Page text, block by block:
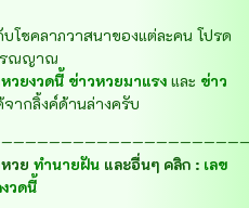
โชคลาภวาสนาของแต่ละคน โปรด
รณญาณ
วยงวดนี้ ข่าวหวยมาแรงและ ข่าว
ากลิ้งค์ด้านล่างครับ
วย ทำนายฝันและอื่นๆ คลิก : เลข
วดนี้